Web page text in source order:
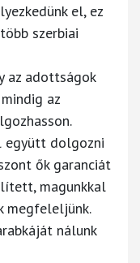
el, ez
szerbiai
az adottságok
az
együtt dolgozni
ők garanciát
magunkkal
megfeleljünk.
nálunk